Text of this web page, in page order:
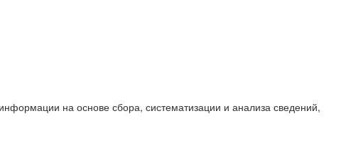
на основе сбора, систематизации и анализа сведений,